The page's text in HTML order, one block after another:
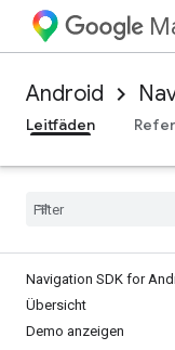
Android
Leitfäden
Navigation SDK for
Übersicht
Demo anzeigen